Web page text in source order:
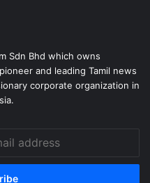
Sdn Bhd which owns
and leading Tamil news
corporate organization in